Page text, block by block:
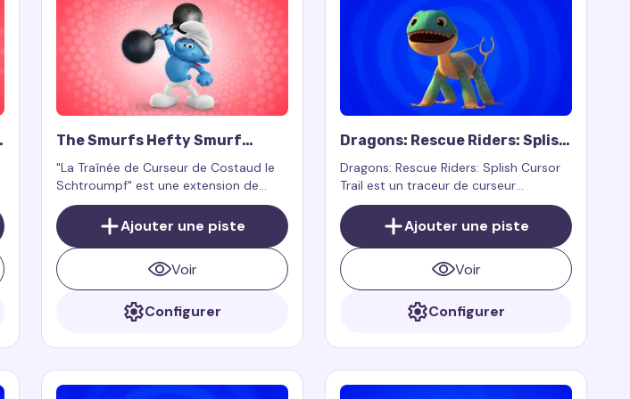
The Smurfs Hefty Smurf
Cursor Trail
"La Traînée de Curseur de Costaud le
Schtroumpf" est une extension de
navigateur vibrante et charismatique
qui ajoute une traînée pour votre
curseur de souris, fonctionnant
exclusivement sur les pages web.
Ajouter une piste
Voir
Configurer
Dragons: Rescue Riders: Splish
Cursor Trail
Dragons: Rescue Riders: Splish Cursor
Trail est un traceur de curseur
personnalisé inspiré par le personnage
Splish de l'émission Dragons: Rescue
Riders. Splish est un dragon joyeux qui
aime l'eau et peut créer des
éclaboussures d'eau.
Ajouter une piste
Voir
Configurer